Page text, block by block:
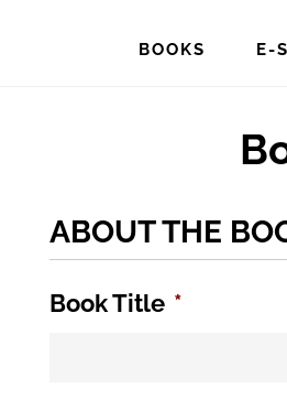
BOOKS E-
ABOUT THE
Book Title *